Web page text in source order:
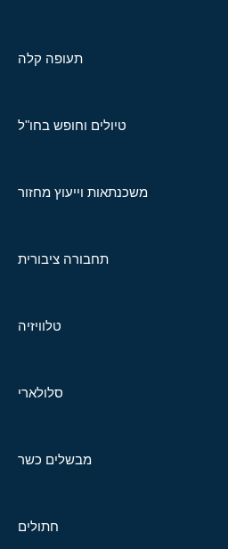
תעופה קלה
טיולים וחופש בחו"ל
משכנתאות וייעוץ מחזור
תחבורה ציבורית
טלוויזיה
סלולארי
מבשלים כשר
חתולים